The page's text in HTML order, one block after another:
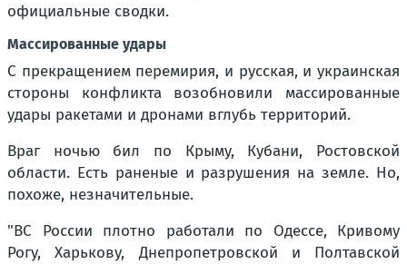
официальные сводки.
Массированные удары
С прекращением перемирия, и русская, и украинская
стороны конфликта возобновили массированные
удары ракетами и дронами вглубь территорий.
Враг ночью бил по Крыму, Кубани, Ростовской
области. Есть раненые и разрушения на земле. Но,
похоже, незначительные.
"ВС России плотно работали по Одессе, Кривому
Рогу, Харькову, Днепропетровской и Полтавской